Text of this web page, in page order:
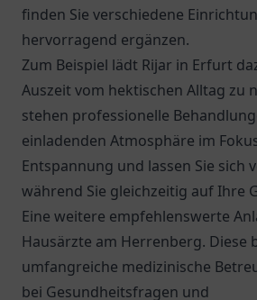
finden Sie verschiedene
hervorragend ergänzen.
Zum Beispiel lädt Rijar in Erfurt
Auszeit vom hektischen Alltag zu
stehen professionelle
einladenden Atmosphäre im
Entspannung und lassen Sie sich
während Sie gleichzeitig auf Ihre
Eine weitere empfehlenswerte
Hausärzte am Herrenberg. Diese
umfangreiche medizinische
bei Gesundheitsfragen und